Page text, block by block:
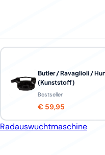
Butler / Ravaglioli /
(Kunststoff)
Bestseller
€ 59,95
Radauswuchtmaschine